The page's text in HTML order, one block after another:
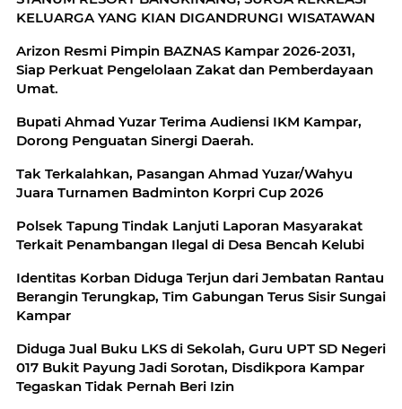
KELUARGA YANG KIAN DIGANDRUNGI WISATAWAN
Arizon Resmi Pimpin BAZNAS Kampar 2026-2031,
Siap Perkuat Pengelolaan Zakat dan Pemberdayaan
Umat.
Bupati Ahmad Yuzar Terima Audiensi IKM Kampar,
Dorong Penguatan Sinergi Daerah.
Tak Terkalahkan, Pasangan Ahmad Yuzar/Wahyu
Juara Turnamen Badminton Korpri Cup 2026
Polsek Tapung Tindak Lanjuti Laporan Masyarakat
Terkait Penambangan Ilegal di Desa Bencah Kelubi
Identitas Korban Diduga Terjun dari Jembatan Rantau
Berangin Terungkap, Tim Gabungan Terus Sisir Sungai
Kampar
Diduga Jual Buku LKS di Sekolah, Guru UPT SD Negeri
017 Bukit Payung Jadi Sorotan, Disdikpora Kampar
Tegaskan Tidak Pernah Beri Izin